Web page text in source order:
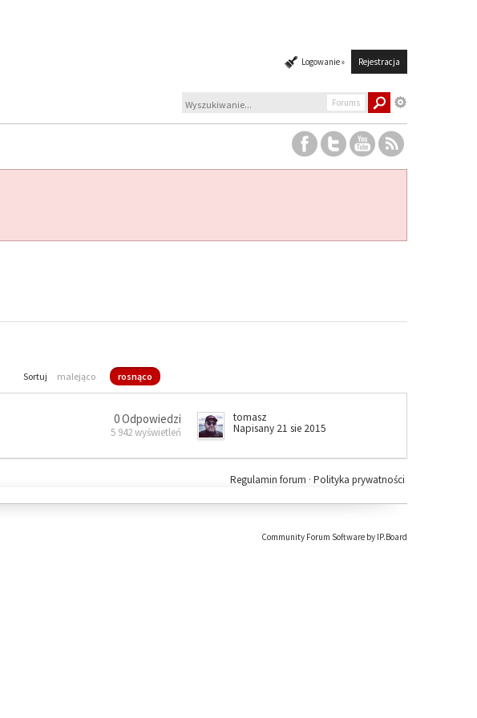
Logowanie » Rejestracja
Forums
Sortuj malejąco rosnąco
0 Odpowiedzi
5 942 wyświetleń
tomasz
Napisany 21 sie 2015
Polityka prywatności
Regulamin forum ·
Community Forum Software by IP.Board